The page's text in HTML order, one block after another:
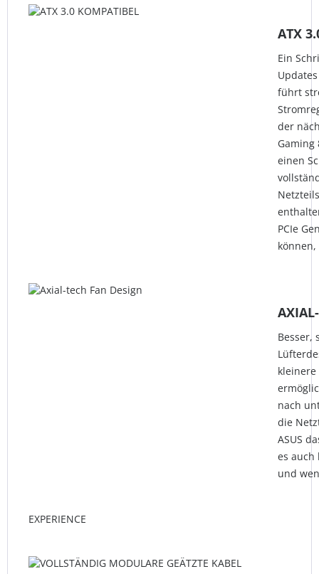
ATX
Ein
führt
der
Gaming
einen
PCIe
können,
Besser,
nach
die
ASUS
es
und
EXPERIENCE